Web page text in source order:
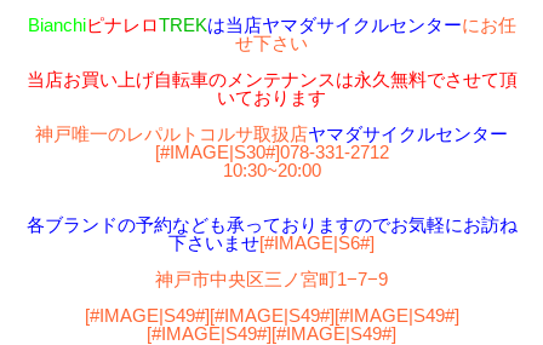
BianchiピナレロTREKは当店ヤマダサイクルセンターにお任
せ下さい
当店お買い上げ自転車のメンテナンスは永久無料でさせて頂
いております
神戸唯一のレパルトコルサ取扱店ヤマダサイクルセンター
[#IMAGE|S30#]078-331-2712
10:30~20:00
各ブランドの予約なども承っておりますのでお気軽にお訪ね
下さいませ[#IMAGE|S6#]
神戸市中央区三ノ宮町1−7−9
[#IMAGE|S49#][#IMAGE|S49#][#IMAGE|S49#]
[#IMAGE|S49#][#IMAGE|S49#]